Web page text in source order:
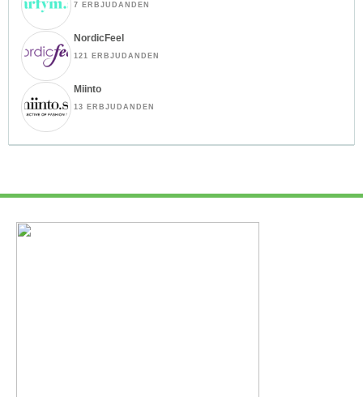
7 ERBJUDANDEN
NordicFeel
121 ERBJUDANDEN
Miinto
13 ERBJUDANDEN